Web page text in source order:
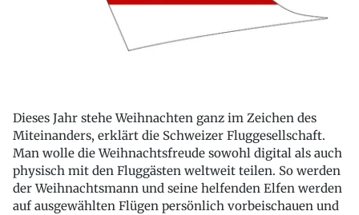
Dieses Jahr stehe Weihnachten ganz im Zeichen des
Miteinanders, erklärt die Schweizer Fluggesellschaft.
Man wolle die Weihnachtsfreude sowohl digital als auch
physisch mit den Fluggästen weltweit teilen. So werden
der Weihnachtsmann und seine helfenden Elfen werden
auf ausgewählten Flügen persönlich vorbeischauen und